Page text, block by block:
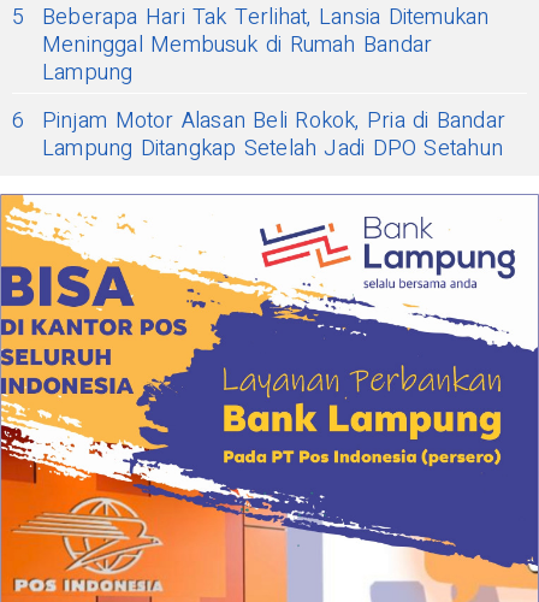
5
Beberapa Hari Tak Terlihat, Lansia Ditemukan
Meninggal Membusuk di Rumah Bandar
Lampung
6
Pinjam Motor Alasan Beli Rokok, Pria di Bandar
Lampung Ditangkap Setelah Jadi DPO Setahun